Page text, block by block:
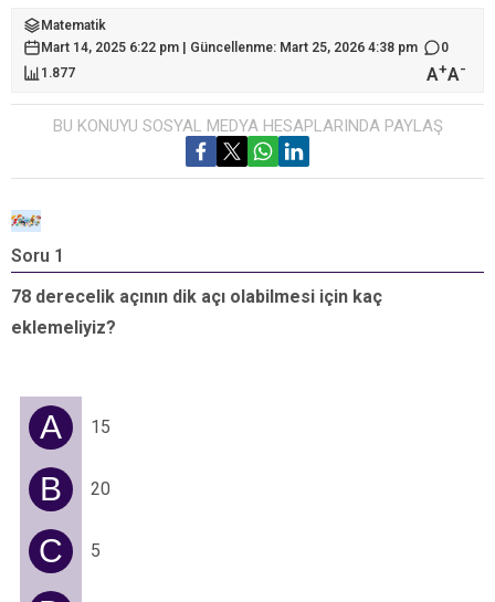
Matematik
Mart 14, 2025 6:22 pm | Güncellenme: Mart 25, 2026 4:38 pm
0
1.877
A+A-
BU KONUYU SOSYAL MEDYA HESAPLARINDA PAYLAŞ
Soru 1
78 derecelik açının dik açı olabilmesi için kaç
eklemeliyiz?
A 15
B 20
C 5